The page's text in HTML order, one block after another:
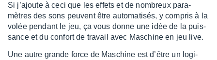
Si j’ajoute à ceci que les effets et de nombreux para­
mètres des sons peuvent être auto­ma­ti­sés, y compris à la
volée pendant le jeu, ça vous donne une idée de la puis­
sance et du confort de travail avec Maschine en jeu live.
Une autre grande force de Maschine est d’être un logi­